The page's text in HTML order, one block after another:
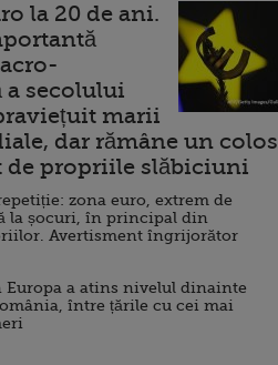
la 20 de ani.
a secolului
marii
dar rămâne un colos
de propriile slăbiciuni
zona euro, extrem de
la șocuri, în principal din
Avertisment îngrijorător
Europa a atins nivelul dinainte
între țările cu cei mai